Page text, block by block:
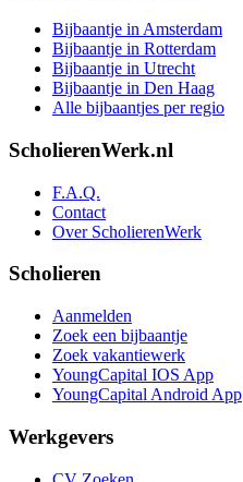
Bijbaantje in Amsterdam
Bijbaantje in Rotterdam
Bijbaantje in Utrecht
Bijbaantje in Den Haag
Alle bijbaantjes per regio
ScholierenWerk.nl
F.A.Q.
Contact
Over ScholierenWerk
Scholieren
Aanmelden
Zoek een bijbaantje
Zoek vakantiewerk
YoungCapital IOS App
YoungCapital Android App
Werkgevers